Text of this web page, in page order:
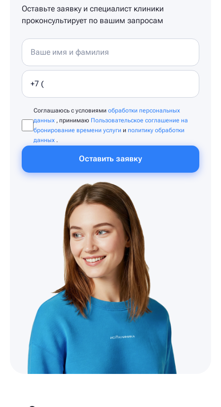
Оставьте заявку и специалист клиники
проконсультирует по вашим запросам
Соглашаюсь с условиями обработки персональных
данных , принимаю Пользовательское соглашение на
бронирование времени услуги и политику обработки
данных .
Оставить заявку